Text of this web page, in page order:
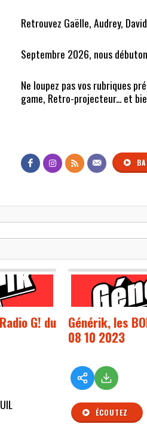
Retrouvez Gaëlle, Audrey,
Septembre 2026, nous
Ne loupez pas vos rubriques
game, Retro-projecteur... et
G! du
Générik, les
08 10 2023
ÉCOUTEZ